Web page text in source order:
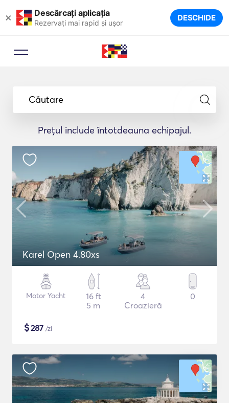
× Descărcați aplicația
Rezervați mai rapid și ușor DESCHIDE
Căutare
Prețul include întotdeauna echipajul.
Karel Open 4.80xs
Motor Yacht
16 ft
5 m
4
Croazieră
0
$287 /zi